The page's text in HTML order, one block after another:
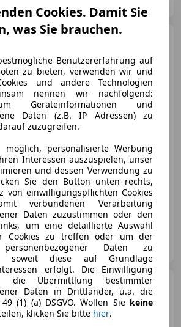
€ 35 990
km Benzin
221 kW (300 PS)
BMW iX3
Cookies. Damit Sie
was Sie brauchen.
Benutzererfahrung auf
zu bieten, verwenden wir und
und andere Technologien
nennen wir nachfolgend:
Geräteinformationen und
Daten (z.B. IP Adressen) zu
zuzugreifen.
personalisierte Werbung
Interessen auszuspielen, unser
und dessen Verwendung zu
Sie den Button unten rechts,
von einwilligungspflichten Cookies
verbundenen Verarbeitung
Daten zuzustimmen oder den
um eine detaillierte Auswahl
Cookies zu treffen oder um der
Daten zu
soweit diese auf Grundlage
erfolgt. Die Einwilligung
die Übermittlung bestimmter
Daten in Drittländer, u.a. die
(1) (a) DSGVO. Wollen Sie keine
klicken Sie bitte hier.